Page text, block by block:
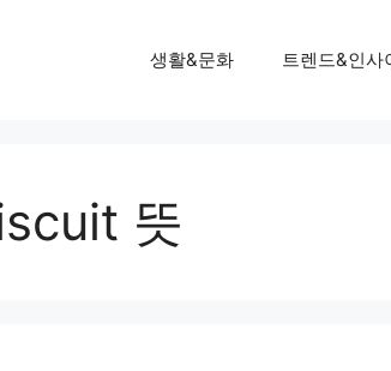
생활&문화 트렌드&인사
뜻